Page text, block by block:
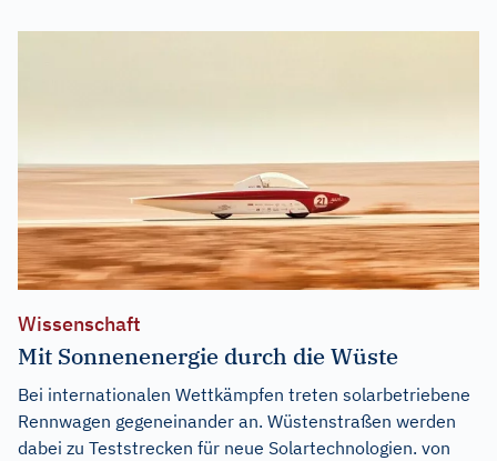
Wissenschaft
Mit Sonnenenergie durch die Wüste
Bei internationalen Wettkämpfen treten solarbetriebene
Rennwagen gegeneinander an. Wüstenstraßen werden
dabei zu Teststrecken für neue Solartechnologien. von